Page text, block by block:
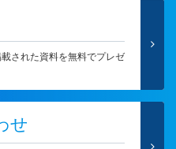
された資料を無料でプレゼ
せ